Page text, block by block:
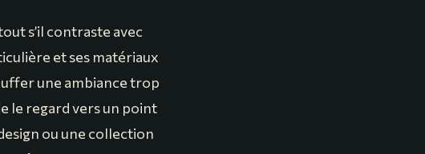
s’il contraste avec
et ses matériaux
une ambiance trop
le regard vers un point
ou une collection